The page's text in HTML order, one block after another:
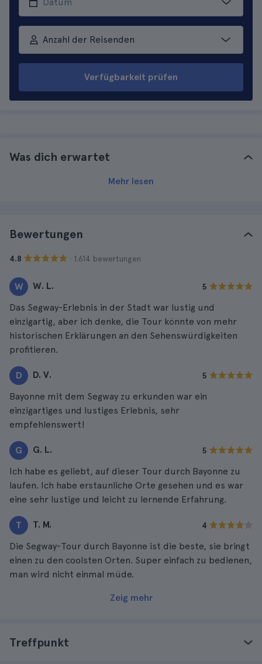
Anzahl der Reisenden
Verfügbarkeit prüfen
Was dich erwartet
Mehr lesen
Bewertungen
4.8 · 1.614 bewertungen
W W. L. 5
Das Segway-Erlebnis in der Stadt war lustig und
einzigartig, aber ich denke, die Tour könnte von mehr
historischen Erklärungen an den Sehenswürdigkeiten
profitieren.
D D. V. 5
Bayonne mit dem Segway zu erkunden war ein
einzigartiges und lustiges Erlebnis, sehr
empfehlenswert!
G G. L. 5
Ich habe es geliebt, auf dieser Tour durch Bayonne zu
laufen. Ich habe erstaunliche Orte gesehen und es war
eine sehr lustige und leicht zu lernende Erfahrung.
T T. M. 4
Die Segway-Tour durch Bayonne ist die beste, sie bringt
einen zu den coolsten Orten. Super einfach zu bedienen,
man wird nicht einmal müde.
Zeig mehr
Treffpunkt